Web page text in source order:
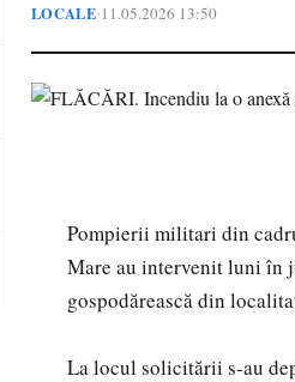
LOCALE•11.05.2026 13:50
Pompierii militari din
Mare au intervenit luni în
gospodărească din
La locul solicitării s-au